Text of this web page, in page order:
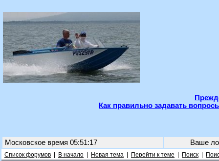
Как правильно задавать
Московское время 05:51:17 Ваше
Список форумов В начало Новая тема Перейти к теме Поиск